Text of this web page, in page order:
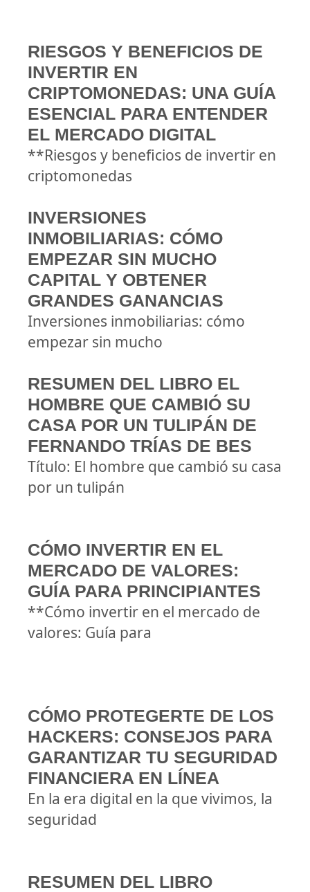
RIESGOS Y BENEFICIOS DE
INVERTIR EN
CRIPTOMONEDAS: UNA GUÍA
ESENCIAL PARA ENTENDER
EL MERCADO DIGITAL
**Riesgos y beneficios de invertir en
criptomonedas
INVERSIONES
INMOBILIARIAS: CÓMO
EMPEZAR SIN MUCHO
CAPITAL Y OBTENER
GRANDES GANANCIAS
Inversiones inmobiliarias: cómo
empezar sin mucho
RESUMEN DEL LIBRO EL
HOMBRE QUE CAMBIÓ SU
CASA POR UN TULIPÁN DE
FERNANDO TRÍAS DE BES
Título: El hombre que cambió su casa
por un tulipán
CÓMO INVERTIR EN EL
MERCADO DE VALORES:
GUÍA PARA PRINCIPIANTES
**Cómo invertir en el mercado de
valores: Guía para
CÓMO PROTEGERTE DE LOS
HACKERS: CONSEJOS PARA
GARANTIZAR TU SEGURIDAD
FINANCIERA EN LÍNEA
En la era digital en la que vivimos, la
seguridad
RESUMEN DEL LIBRO